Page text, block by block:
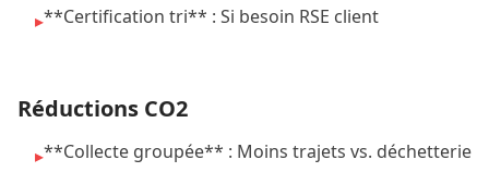
▸**Certification tri** : Si besoin RSE client
Réductions CO2
▸**Collecte groupée** : Moins trajets vs. déchetterie